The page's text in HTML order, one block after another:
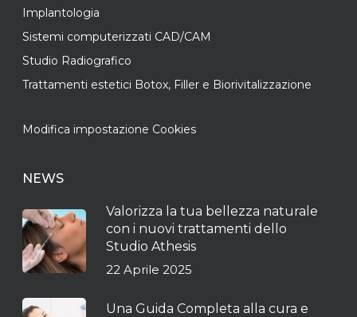
Implantologia
Sistemi computerizzati CAD/CAM
Studio Radiografico
Trattamenti estetici Botox, Filler e Biorivitalizzazione
Modifica impostazione Cookies
NEWS
Valorizza la tua bellezza naturale
con i nuovi trattamenti dello
Studio Athesis
22 Aprile 2025
Una Guida Completa alla cura e